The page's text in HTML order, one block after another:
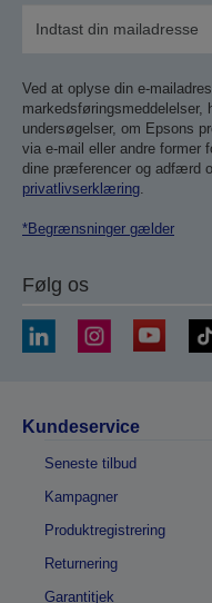
Ved at oplyse din e-
markedsføringsmeddelelser,
undersøgelser, om Epsons
via e-mail eller andre former
dine præferencer og adfærd
privatlivserklæring
*Begrænsninger gælder
Følg os
Kundeservice
Seneste tilbud
Kampagner
Produktregistrering
Returnering
Garantitjek